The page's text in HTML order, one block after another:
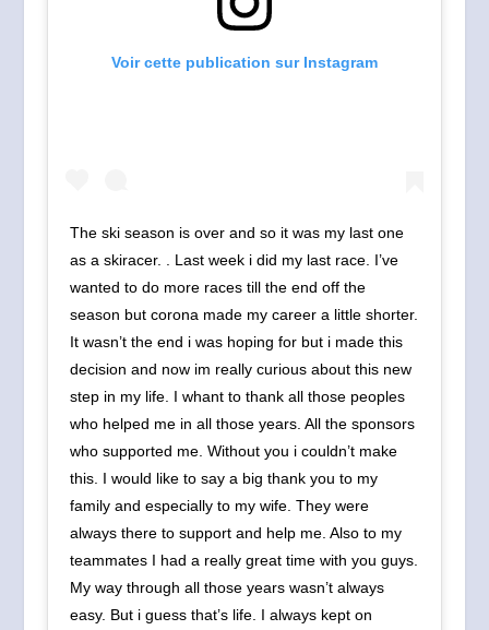
Voir cette publication sur Instagram
The ski season is over and so it was my last one
as a skiracer. . Last week i did my last race. I’ve
wanted to do more races till the end off the
season but corona made my career a little shorter.
It wasn’t the end i was hoping for but i made this
decision and now im really curious about this new
step in my life. I whant to thank all those peoples
who helped me in all those years. All the sponsors
who supported me. Without you i couldn’t make
this. I would like to say a big thank you to my
family and especially to my wife. They were
always there to support and help me. Also to my
teammates I had a really great time with you guys.
My way through all those years wasn’t always
easy. But i guess that’s life. I always kept on